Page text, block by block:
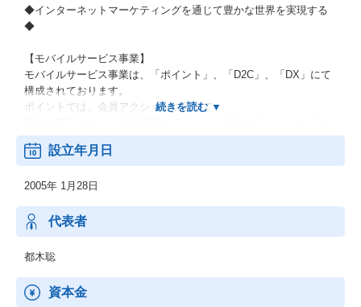
◆インターネットマーケティングを通じて豊かな世界を実現する
◆
【モバイルサービス事業】
モバイルサービス事業は、「ポイント」、「D2C」、「DX」にて
構成されております。
ポイントでは、会員アクションに応じて
ッピー」と広告主の商品・サービスに関する広告と
アフィリエイトメディアを繋ぐASP「AD.TRACK」を運営してお
【フィナンシャルサービス事業】
暗号資産販売所「CoinTrade」の運営や世界140か国への海外送金
が可能なサービス「Sobit」などのブロックチェーン事業と
フリーランスの方々がWebで完結できる請求書買い取りのAIファ
業
セレスの事業戦略に沿う成長可能性を秘めたベンチャー企業への
設立年月日
2005年 1月28日
代表者
都木聡
資本金